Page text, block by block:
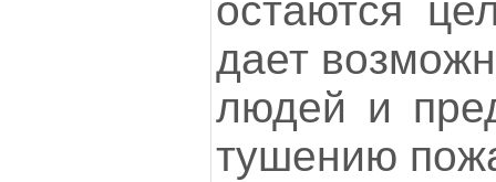
остаются
дает
людей и
тушению